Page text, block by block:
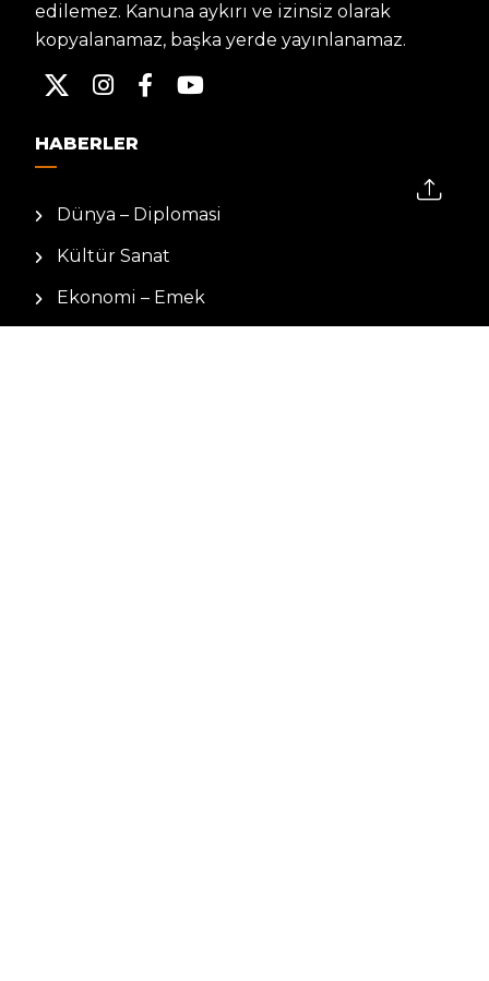
edilemez. Kanuna aykırı ve izinsiz olarak
kopyalanamaz, başka yerde yayınlanamaz.
HABERLER
Dünya – Diplomasi
Kültür Sanat
Ekonomi – Emek